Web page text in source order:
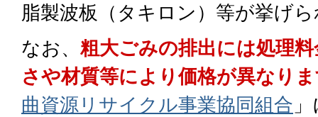
脂製波板（タキロン）等が挙げ
なお、 粗大ごみの排出には処理
さや材質等により価格が異なり
曲資源リサイクル事業協同組合